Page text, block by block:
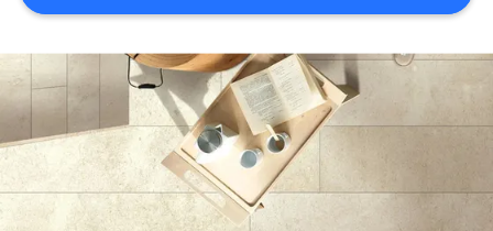
DEMANDEZ
UN DEVIS
PLAN
DU
SITE